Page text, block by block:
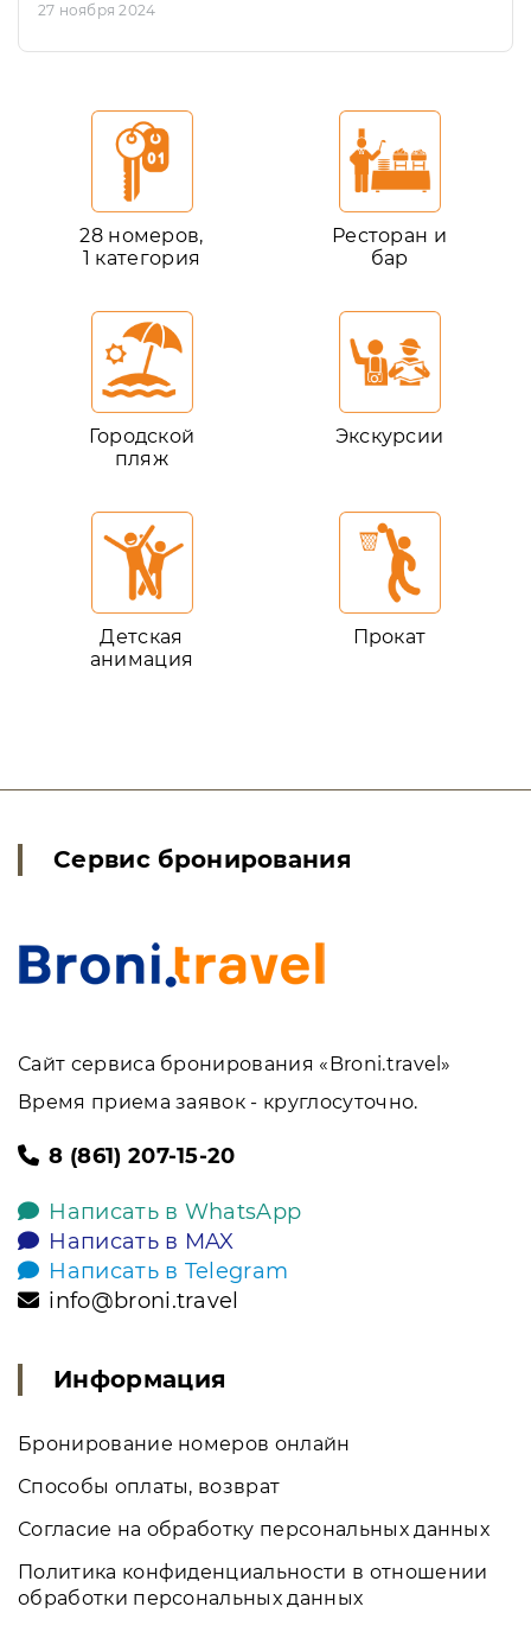
27 ноября 2024
28 номеров,
1 категория
Ресторан и
бар
Городской
пляж
Экскурсии
Детская
анимация
Прокат
Сервис бронирования
Сайт сервиса бронирования «Broni.travel»
Время приема заявок - круглосуточно.
8 (861) 207-15-20
Написать в WhatsApp
Написать в MAX
Написать в Telegram
info@broni.travel
Информация
Бронирование номеров онлайн
Способы оплаты, возврат
Согласие на обработку персональных данных
Политика конфиденциальности в отношении
обработки персональных данных